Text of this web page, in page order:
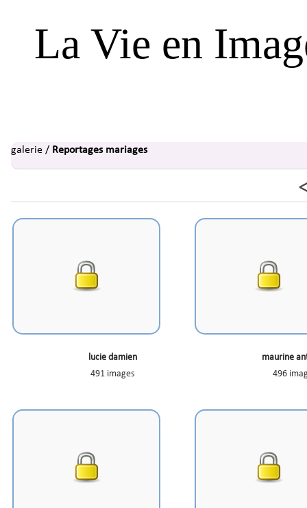
La Vie en
galerie / Reportages mariages
lucie damien
491 images
maurine
496